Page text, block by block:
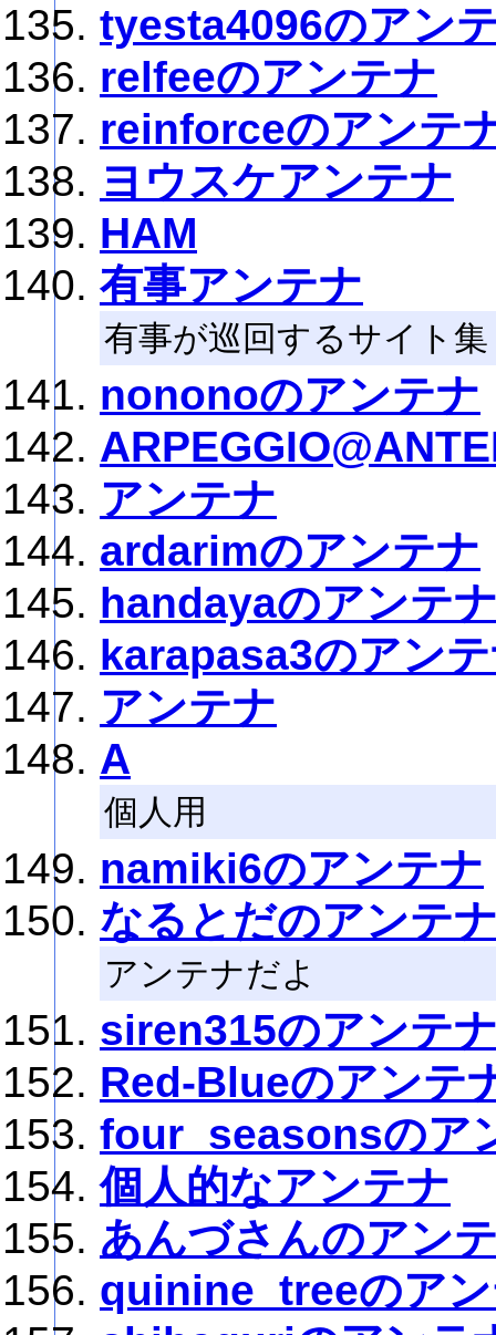
tyesta4096のアン
relfeeのアンテナ
reinforceのアンテ
ヨウスケアンテナ
HAM
有事アンテナ
有事が巡回するサイト集
nononoのアンテナ
アンテナ
ardarimのアンテナ
handayaのアンテ
karapasa3のアン
アンテナ
A
個人用
namiki6のアンテナ
なるとだのアンテ
アンテナだよ
siren315のアンテ
Red-Blueのアンテ
four_seasonsのア
個人的なアンテナ
あんづさんのアン
quinine_treeのア